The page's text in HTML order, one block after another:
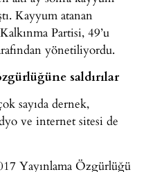
Kayyum atanan
Partisi, 49’u
yönetiliyordu.
saldırılar
sayıda dernek,
ve internet sitesi de
Yayınlama Özgürlüğü